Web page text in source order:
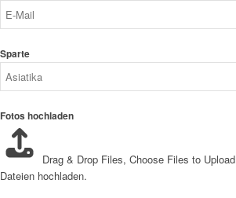
Sparte
Fotos hochladen
Drag & Drop Files, Choose Files to Upload
Dateien hochladen.